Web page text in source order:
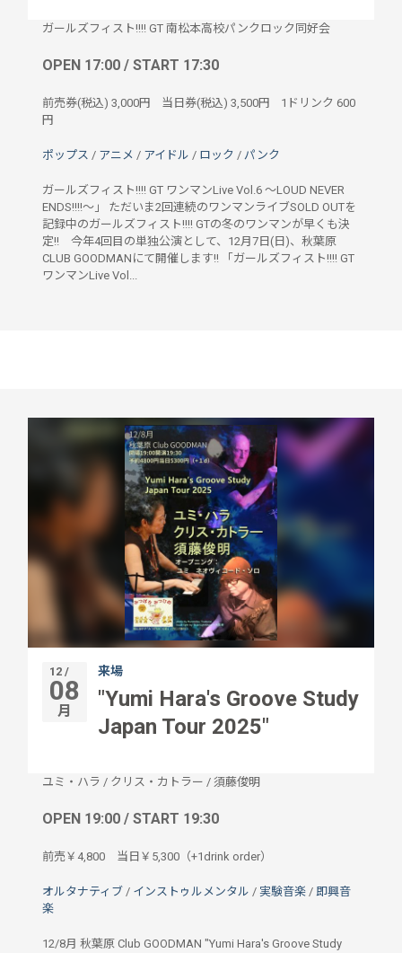
ガールズフィスト!!!! GT 南松本高校パンクロック同好会
OPEN 17:00 / START 17:30
前売券(税込) 3,000円 当日券(税込) 3,500円 1ドリンク 600
円
ポップス / アニメ / アイドル / ロック / パンク
ガールズフィスト!!!! GT ワンマンLive Vol.6 ～LOUD NEVER
ENDS!!!!～」 ただいま2回連続のワンマンライブSOLD OUTを
記録中のガールズフィスト!!!! GTの冬のワンマンが早くも決
定!! 今年4回目の単独公演として、12月7日(日)、秋葉原
CLUB GOODMANにて開催します!! 「ガールズフィスト!!!! GT
ワンマンLive Vol...
12 /
08
月
来場
"Yumi Hara's Groove Study
Japan Tour 2025"
ユミ・ハラ / クリス・カトラー / 須藤俊明
OPEN 19:00 / START 19:30
前売￥4,800 当日￥5,300（+1drink order）
オルタナティブ / インストゥルメンタル / 実験音楽 / 即興音
楽
12/8月 秋葉原 Club GOODMAN "Yumi Hara's Groove Study